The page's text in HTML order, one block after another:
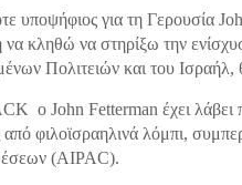
υποψήφιος για τη Γερουσία
κληθώ να στηρίξω την
Πολιτειών και του
o John Fetterman έχει λάβει
φιλοϊσραηλινά λόμπι,
(AIPAC).